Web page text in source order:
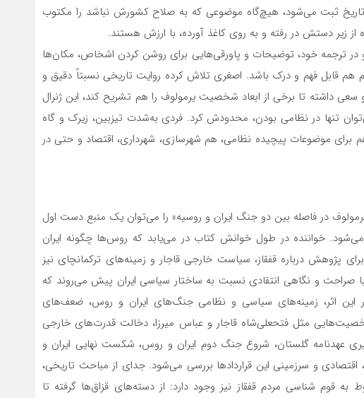
تاریخ ثبت می‌شود، هیچ‌گاه موضوعی که به صلاح کشورش نباشد را مکتوب
از زیر دستش در رفته و به روی کاغذ آورده، با ارزش هستند.
در ترجمه خود، توضیحات و پاورقی‌هایی برای روشن کردن اشخاص، مکان‌ها
هم قابل فهم و درک باشد. اصغری تلاش کرده روایت تاریخی نسبتاً دقیق و
سعی داشته تا برخی از ابعاد شخصیت یرمولوف را هم تشریح کند، این ژنرال
تنها در نظامی بودن، محدودش کرد. فردی به‌شدت تیزبین، زیرک و گاه
برای موضوعات پیچیده نظامی، هم شهرسازی، شهرداری، اقتصاد و حتی در
در فاصله بین دو جنگ ایران و روسیه» را می‌توان یک منبع دست اول
خواننده در طول خوانش کتاب در می‌یابد که روس‌ها چگونه ایران
پژوهش درباره قفقاز، سیاست خارجی قاجار و زمینه‌های ترکمانچای نیز
و نگاهی انتقادی نسبت به ساختار سیاسی ایران پیش می‌روند که
اثر، زمینه‌های سیاسی و نظامی جنگ‌های ایران و روس، ضعف‌های
مثل فتحعلی‌شاه قاجار و عباس میرزا، دخالت قدرت‌های خارجی
عهدنامه گلستان، شروع جنگ دوم ایران و روس، شکست نهایی ایران و
و سرزمینی این قراردادها بررسی می‌شود. جدای از مباحث تاریخی،
به قوم شناسی مردم قفقاز نیز وجود دارد: از دسته‌های قزاق‌ها گرفته تا